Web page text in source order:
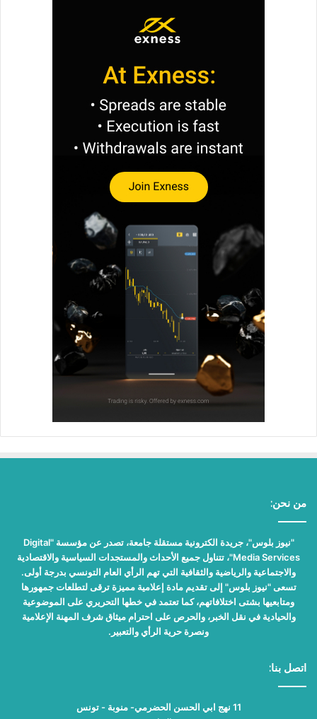
من نحن:
"نيوز بلوس"، جريدة الكترونية مستقلة جامعة، تصدر عن مؤسسة "Digital
Media Services"، تتناول جميع الأحداث والمستجدات السياسية والاقتصادية
والاجتماعية والرياضية والثقافية التي تهم الرأي العام التونسي بدرجة أولى.
تسعى "نيوز بلوس" إلى تقديم مادة إعلامية مميزة ترقى لتطلعات جمهورها
ومتابعيها بشتى اختلافاتهم، كما تعتمد في خطها التحريري على الموضوعية
والحيادية في نقل الخبر، والحرص على احترام ميثاق شرف المهنة الإعلامية
ونصرة حرية الرأي والتعبير.
اتصل بنا:
11 نهج ابي الحسن الحضرمي- منوبة - تونس